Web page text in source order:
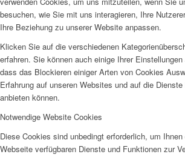
besuchen, wie Sie mit uns interagieren, Ihre
Ihre Beziehung zu unserer Website anpassen.
Klicken Sie auf die verschiedenen
erfahren. Sie können auch einige Ihrer
dass das Blockieren einiger Arten von Cookies
Erfahrung auf unseren Websites und auf die
anbieten können.
Notwendige Website Cookies
Diese Cookies sind unbedingt erforderlich, um
Webseite verfügbaren Dienste und Funktionen zur